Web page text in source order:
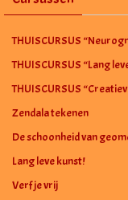
THUISCURSUS
THUISCURSUS “Lang
THUISCURSUS
Zendala tekenen
De schoonheid van
Lang leve kunst!
Verf je vrij